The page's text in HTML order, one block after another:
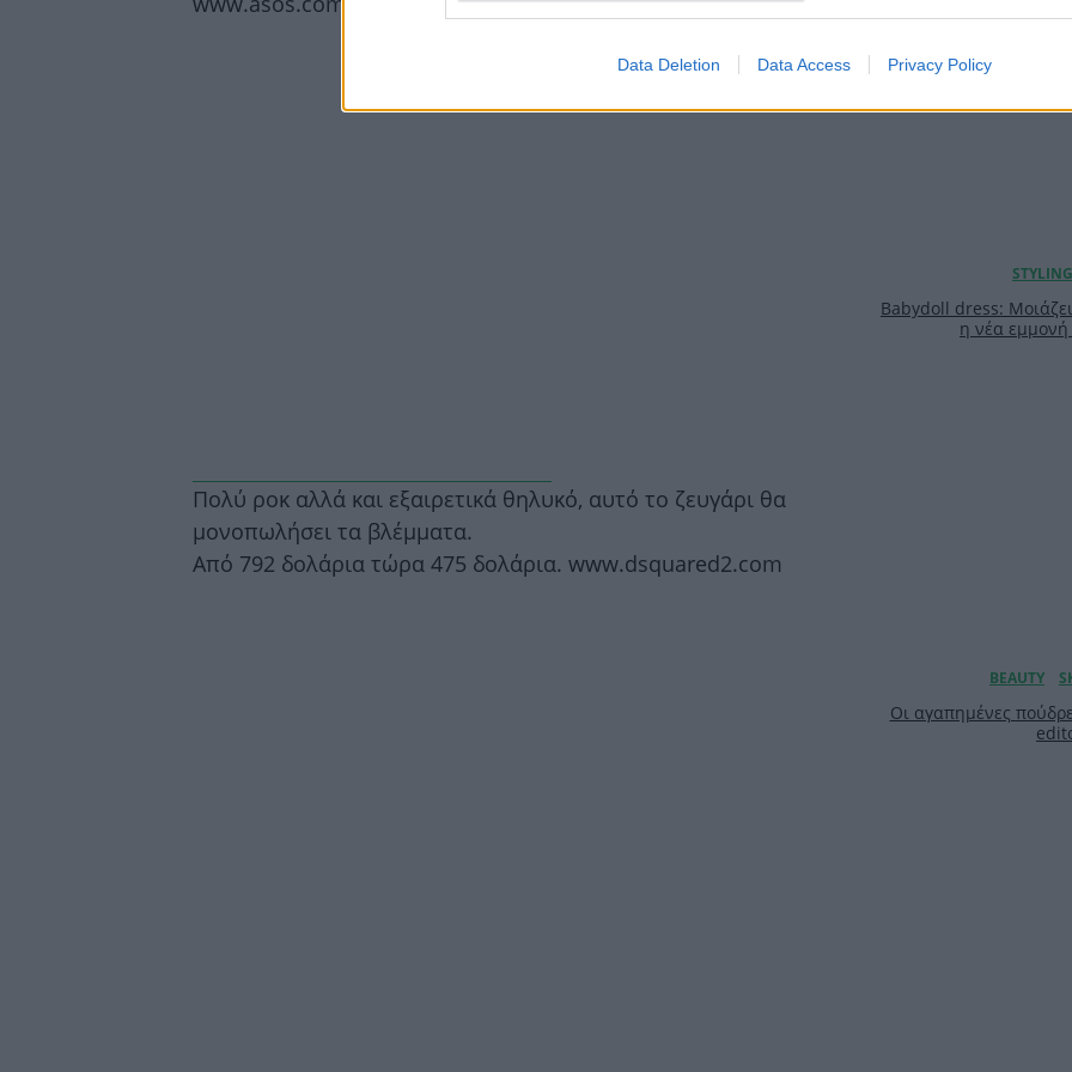
Data Deletion Data Access Privacy Policy
Πολύ ροκ αλλά και εξαιρετικά θηλυκό, αυτό το ζευγάρι θα
μονοπωλήσει τα βλέμματα.
Από 792 δολάρια τώρα 475 δολάρια. www.dsquared2.com
Babydoll dress:
η νέα
Οι αγαπημένες